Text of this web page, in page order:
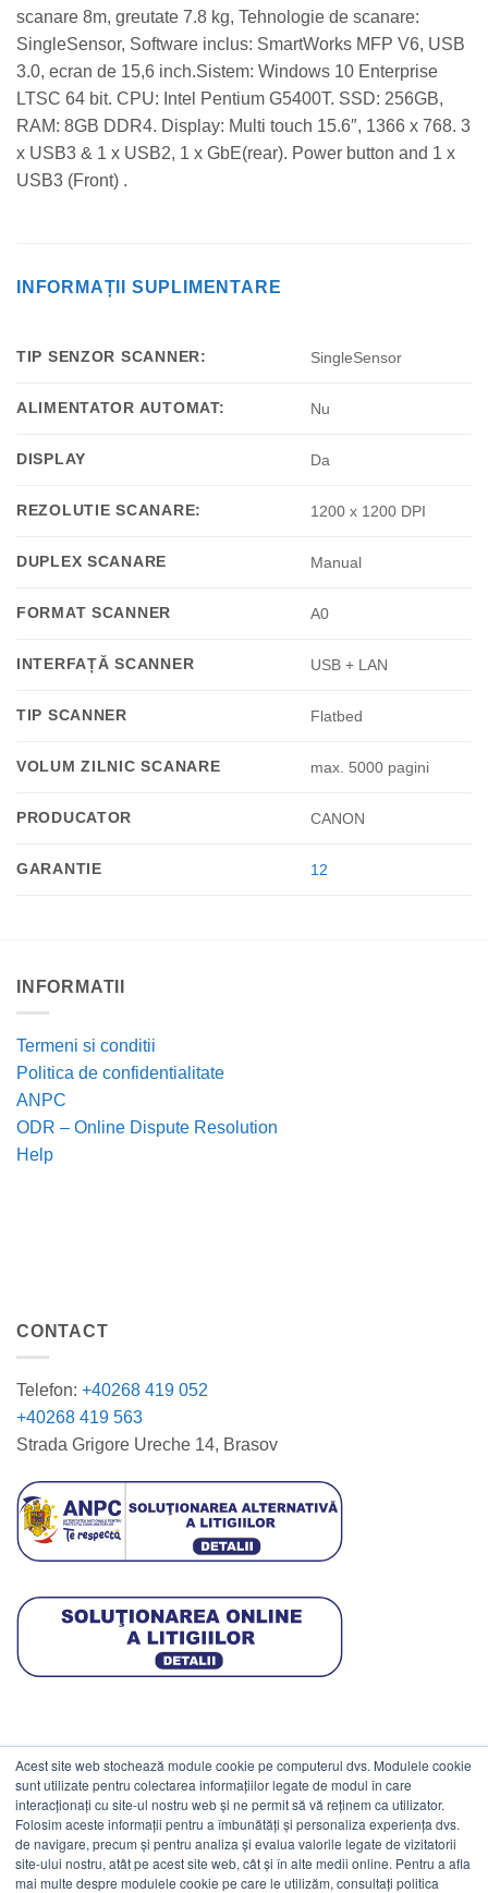
Acest site web stochează module cookie pe computerul dvs. Modulele cookie
sunt utilizate pentru colectarea informațiilor legate de modul în care
interacționați cu site-ul nostru web și ne permit să vă reținem ca utilizator.
Folosim aceste informații pentru a îmbunătăți și personaliza experiența dvs.
de navigare, precum și pentru analiza și evalua valorile legate de vizitatorii
site-ului nostru, atât pe acest site web, cât și în alte medii online. Pentru a afla
mai multe despre modulele cookie pe care le utilizăm, consultați politica
scanare 8m, greutate 7.8 kg, Tehnologie de scanare:
SingleSensor, Software inclus: SmartWorks MFP V6, USB
3.0, ecran de 15,6 inch.Sistem: Windows 10 Enterprise
LTSC 64 bit. CPU: Intel Pentium G5400T. SSD: 256GB,
RAM: 8GB DDR4. Display: Multi touch 15.6″, 1366 x 768. 3
x USB3 & 1 x USB2, 1 x GbE(rear). Power button and 1 x
USB3 (Front) .
INFORMAȚII SUPLIMENTARE
TIP SENZOR SCANNER: SingleSensor
ALIMENTATOR AUTOMAT: Nu
DISPLAY Da
REZOLUTIE SCANARE: 1200 x 1200 DPI
DUPLEX SCANARE Manual
FORMAT SCANNER A0
INTERFAȚĂ SCANNER USB + LAN
TIP SCANNER Flatbed
VOLUM ZILNIC SCANARE max. 5000 pagini
PRODUCATOR CANON
GARANTIE 12
INFORMATII
Termeni si conditii
Politica de confidentialitate
ANPC
ODR – Online Dispute Resolution
Help
CONTACT
Telefon: +40268 419 052
+40268 419 563
Strada Grigore Ureche 14, Brasov
DATE COMERCIALE
ESTICO S.R.L.
CIF: RO1094402.
Reg.Com: J08/469/1991.